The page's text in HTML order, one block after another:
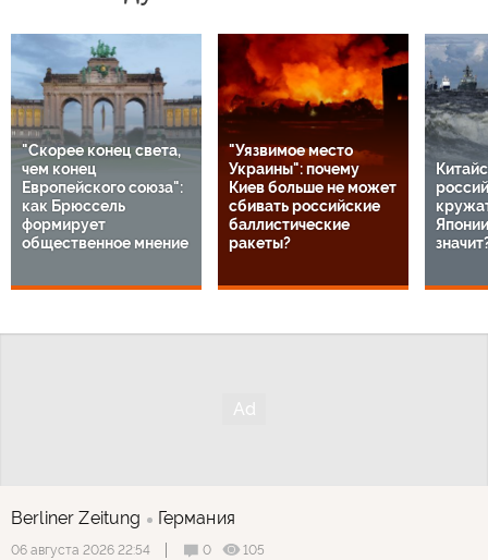
"Скорее конец света,
чем конец
Европейского союза":
как Брюссель
формирует
общественное мнение
"Уязвимое место
Украины": почему
Киев больше не может
сбивать российские
баллистические
ракеты?
Berliner Zeitung Германия
06 августа 2026 22:54 0
105